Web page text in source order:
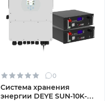
0
Система хранения
энергии DEYE SUN-10K-